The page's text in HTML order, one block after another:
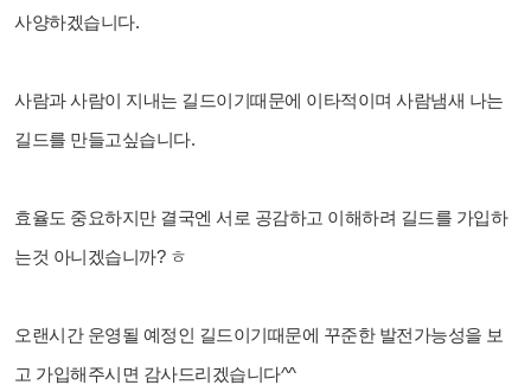
사양하겠습니다.
사람과 사람이 지내는 길드이기때문에 이타적이며 사람냄새 나는
길드를 만들고싶습니다.
효율도 중요하지만 결국엔 서로 공감하고 이해하려 길드를 가입하
는것 아니겠습니까? ㅎ
오랜시간 운영될 예정인 길드이기때문에 꾸준한 발전가능성을 보
고 가입해주시면 감사드리겠습니다^^